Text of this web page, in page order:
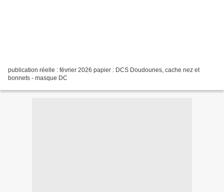
publication réelle : février 2026 papier : DCS Doudounes, cache nez et
bonnets - masque DC